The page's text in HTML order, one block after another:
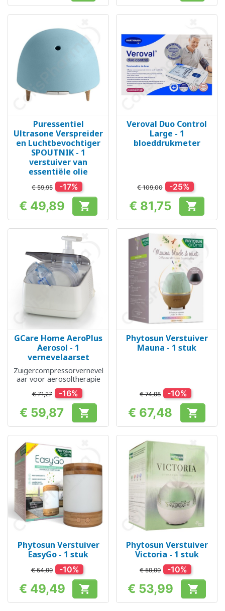
Puressentiel
Ultrasone Verspreider
en Luchtbevochtiger
SPOUTNIK - 1
verstuiver van
essentiële olie
€ 59,95 -17%
Prijs
€ 49,89 
Veroval Duo Control
Large - 1
bloeddrukmeter
€ 109,00 -25%
Prijs
€ 81,75 
GCare Home AeroPlus
Aerosol - 1
vernevelaarset
Zuigercompressorvernevel
aar voor aerosoltherapie
€ 71,27 -16%
Prijs
€ 59,87 
Phytosun Verstuiver
Mauna - 1 stuk
€ 74,98 -10%
Prijs
€ 67,48 
Phytosun Verstuiver
EasyGo - 1 stuk
€ 54,99 -10%
Prijs
€ 49,49 
Phytosun Verstuiver
Victoria - 1 stuk
€ 59,99 -10%
Prijs
€ 53,99 